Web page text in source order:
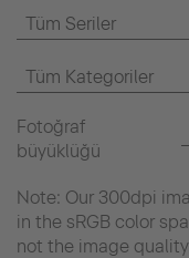
Tüm Seriler
Tüm Kategoriler
Fotoğraf
büyüklüğü
Note: Our 300dpi
in the sRGB color
not the image quality.